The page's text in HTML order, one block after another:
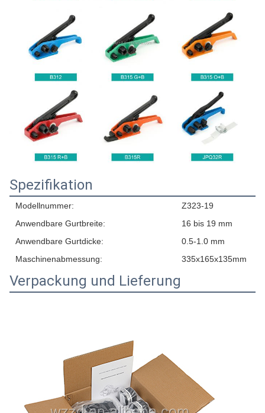
Spezifikation
Modellnummer:
Z323-19
Anwendbare Gurtbreite:
16 bis 19 mm
Anwendbare Gurtdicke:
0.5-1.0 mm
Maschinenabmessung:
335x165x135mm
Verpackung und Lieferung